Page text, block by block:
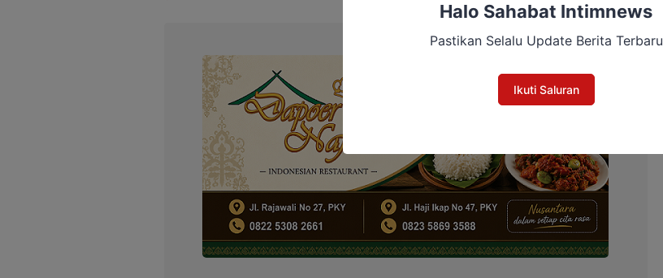
Halo Sahabat Intimnews
Pastikan Selalu Update Berita Terbaru
Ikuti Saluran